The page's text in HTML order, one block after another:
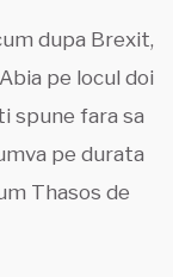
dupa Brexit,
pe locul doi
spune fara sa
pe durata
Thasos de